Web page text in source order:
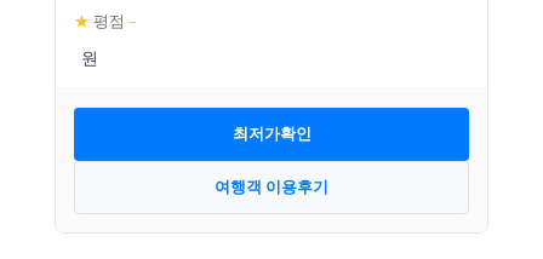
★ 평점 –
최저가확인
여행객 이용후기